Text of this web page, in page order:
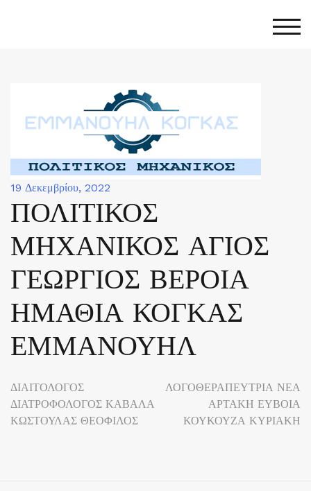
19 Δεκεμβρίου, 2022
ΠΟΛΙΤΙΚΟΣ
ΜΗΧΑΝΙΚΟΣ ΑΓΙΟΣ
ΓΕΩΡΓΙΟΣ ΒΕΡΟΙΑ
ΗΜΑΘΙΑ ΚΟΓΚΑΣ
ΕΜΜΑΝΟΥΗΛ
Πλοήγηση
άρθρων
ΔΙΑΙΤΟΛΟΓΟΣ
ΔΙΑΤΡΟΦΟΛΟΓΟΣ ΚΑΒΑΛΑ
ΚΩΣΤΟΥΛΑΣ ΘΕΟΦΙΛΟΣ
ΛΟΓΟΘΕΡΑΠΕΥΤΡΙΑ ΝΕΑ
ΑΡΤΑΚΗ ΕΥΒΟΙΑ
ΚΟΥΚΟΥΖΑ ΚΥΡΙΑΚΗ